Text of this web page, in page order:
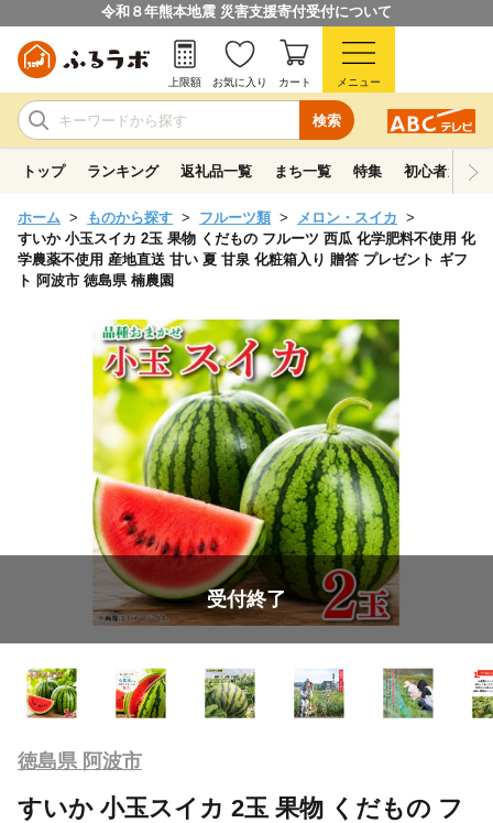
令和８年熊本地震 災害支援寄付受付について
検索
上限額 お気に入り カート メニュー
トップ ランキング 返礼品一覧 まち一覧 特集 初心者ガイド
ホーム ものから探す フルーツ類
メロン・スイカ
すいか 小玉スイカ 2玉 果物 くだもの フルーツ 西瓜 化学肥料不使用 化
学農薬不使用 産地直送 甘い 夏 甘泉 化粧箱入り 贈答 プレゼント ギフ
ト 阿波市 徳島県 楠農園
受付終了
徳島県 阿波市
すいか 小玉スイカ 2玉 果物 くだもの フ